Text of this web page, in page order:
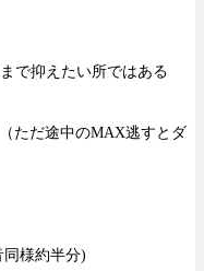
で抑えたい所ではある
ただ途中のMAX逃すとダ
様約半分)